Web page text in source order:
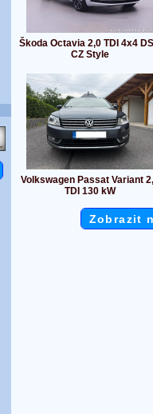
Škoda Octavia 2,0 TDI 4x4
CZ Style
Volkswagen Passat Variant
TDI 130 kW
Zobrazit